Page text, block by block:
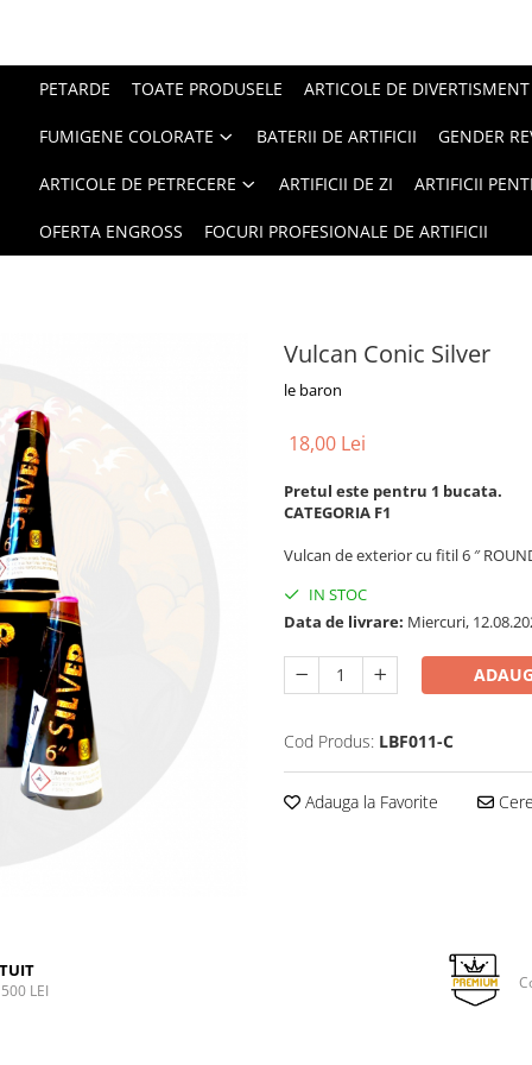
PETARDE TOATE PRODUSELE ARTICOLE DE DIVERTISMENT
FUMIGENE COLORATE BATERII DE ARTIFICII GENDER
ARTICOLE DE PETRECERE ARTIFICII DE ZI ARTIFICII
OFERTA ENGROSS FOCURI PROFESIONALE DE ARTIFICII
Vulcan Conic Silver
le baron
18,00 Lei
Pretul este pentru 1 bucata.
CATEGORIA F1
Vulcan de exterior cu fitil 6 ″
IN STOC
Data de livrare: Miercuri,
Cod Produs: LBF011-C
Adauga la Favorite
LEI